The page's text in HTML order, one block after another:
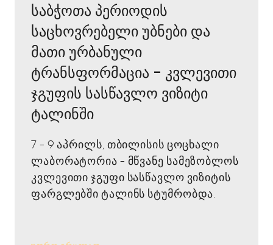
საბჭოთა პერიოდის
საცხოვრებელი უბნები და
მათი ურბანული
ტრანსფორმაცია - კვლევითი
ჯგუფის სასწავლო ვიზიტი
ტალინში
7 - 9 აპრილს, თბილისის ცოცხალი
ლაბორატორია - მწვანე სამეზობლოს
კვლევითი ჯგუფი სასწავლო ვიზიტის
ფარგლებში ტალინს სტუმრობდა.